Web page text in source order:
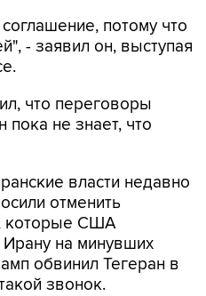
потому что
- заявил он, выступая
что переговоры
пока не знает, что
власти недавно
отменить
которые США
Ирану на минувших
обвинил Тегеран в
звонок.